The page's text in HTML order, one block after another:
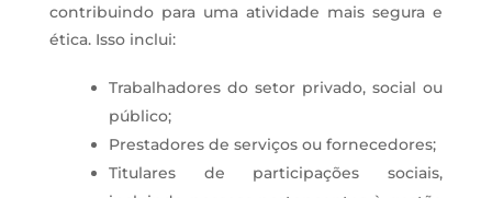
contribuindo para uma atividade mais segura e
ética. Isso inclui:
Trabalhadores do setor privado, social ou
público;
Prestadores de serviços ou fornecedores;
Titulares de participações sociais,